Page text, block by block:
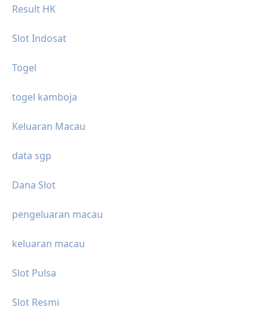
Result HK
Slot Indosat
Togel
togel kamboja
Keluaran Macau
data sgp
Dana Slot
pengeluaran macau
keluaran macau
Slot Pulsa
Slot Resmi